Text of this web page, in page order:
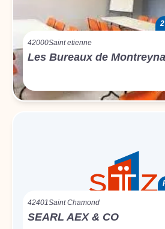
42000Saint etienne
Les Bureaux de
42401Saint Chamond
SEARL AEX & CO